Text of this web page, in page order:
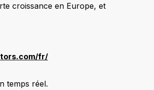
croissance en Europe, et
fr/
temps réel.